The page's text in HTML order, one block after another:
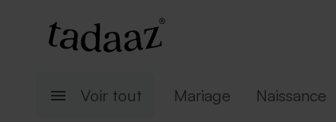
Voir tout Mariage Naissance